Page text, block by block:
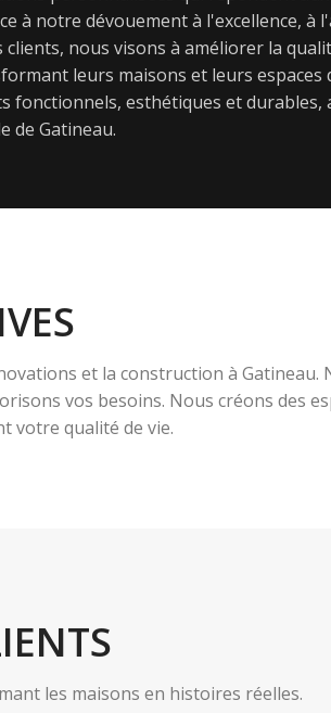
à notre dévouement à l'excellence, à
nous visons à améliorer la
leurs maisons et leurs espaces
fonctionnels, esthétiques et durables,
de Gatineau.
et la construction à Gatineau.
vos besoins. Nous créons des
votre qualité de vie.
les maisons en histoires réelles.